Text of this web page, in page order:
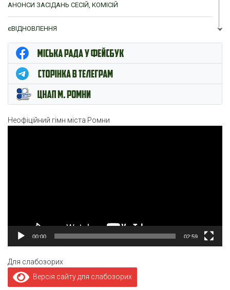
АНОНСИ ЗАСІДАНЬ СЕСІЙ, КОМІСІЙ
єВІДНОВЛЕННЯ
ЦНАП м. Ромни
Неофіційний гімн міста Ромни
00:00 02:59
Для слабозорих
Версія сайту для слабозорих